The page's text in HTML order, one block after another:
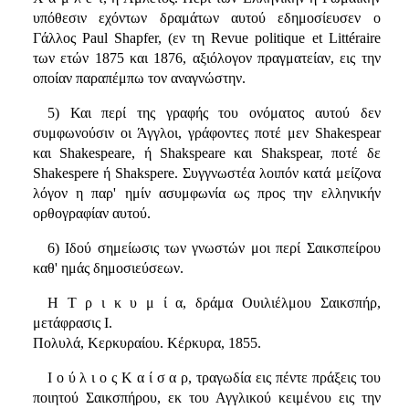
υπόθεσιν εχόντων δραμάτων αυτού εδημοσίευσεν ο
Γάλλος Paul Shapfer, (εν τη Revue politique et Littéraire
των ετών 1875 και 1876, αξιόλογον πραγματείαν, εις την
οποίαν παραπέμπω τον αναγνώστην.
5) Και περί της γραφής του ονόματος αυτού δεν
συμφωνούσιν οι Άγγλοι, γράφοντες ποτέ μεν Shakespear
και Shakespeare, ή Shakspeare και Shakspear, ποτέ δε
Shakespere ή Shakspere. Συγγνωστέα λοιπόν κατά μείζονα
λόγον η παρ' ημίν ασυμφωνία ως προς την ελληνικήν
ορθογραφίαν αυτού.
6) Ιδού σημείωσις των γνωστών μοι περί Σαικσπείρου
καθ' ημάς δημοσιεύσεων.
Η Τ ρ ι κ υ μ ί α, δράμα Ουιλιέλμου Σαικσπήρ,
μετάφρασις Ι.
Πολυλά, Κερκυραίου. Κέρκυρα, 1855.
Ι ο ύ λ ι ο ς Κ α ί σ α ρ, τραγωδία εις πέντε πράξεις του
ποιητού Σαικσπήρου, εκ του Αγγλικού κειμένου εις την